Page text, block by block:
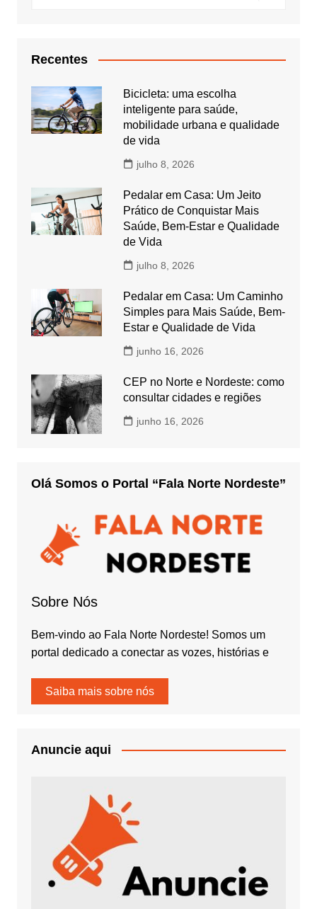
Recentes
Bicicleta: uma escolha
inteligente para saúde,
mobilidade urbana e qualidade
de vida
julho 8, 2026
Pedalar em Casa: Um Jeito
Prático de Conquistar Mais
Saúde, Bem-Estar e Qualidade
de Vida
julho 8, 2026
Pedalar em Casa: Um Caminho
Simples para Mais Saúde, Bem-
Estar e Qualidade de Vida
junho 16, 2026
CEP no Norte e Nordeste: como
consultar cidades e regiões
junho 16, 2026
Olá Somos o Portal “Fala Norte Nordeste”
Sobre Nós
Bem-vindo ao Fala Norte Nordeste! Somos um
portal dedicado a conectar as vozes, histórias e
Saiba mais sobre nós
Anuncie aqui